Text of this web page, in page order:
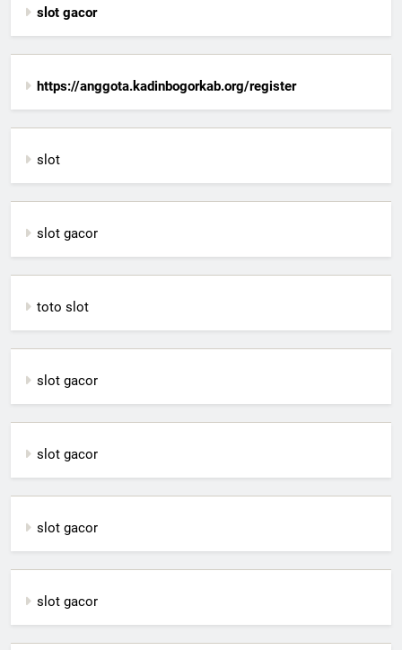
slot gacor
https://anggota.kadinbogorkab.org/register
slot
slot gacor
toto slot
slot gacor
slot gacor
slot gacor
slot gacor